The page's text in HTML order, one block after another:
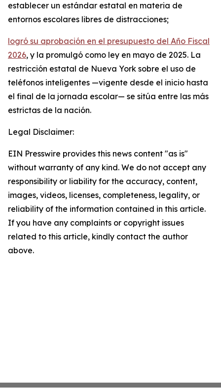
establecer un estándar estatal en materia de
entornos escolares libres de distracciones;
logró su aprobación en el presupuesto del Año Fiscal
2026, y la promulgó como ley en mayo de 2025. La
restricción estatal de Nueva York sobre el uso de
teléfonos inteligentes —vigente desde el inicio hasta
el final de la jornada escolar— se sitúa entre las más
estrictas de la nación.
Legal Disclaimer:
EIN Presswire provides this news content "as is"
without warranty of any kind. We do not accept any
responsibility or liability for the accuracy, content,
images, videos, licenses, completeness, legality, or
reliability of the information contained in this article.
If you have any complaints or copyright issues
related to this article, kindly contact the author
above.